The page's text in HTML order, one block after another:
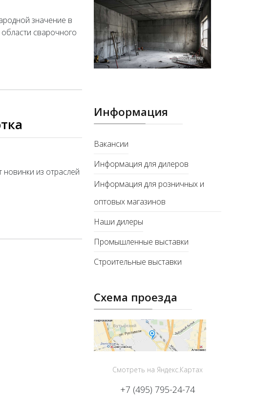
значение в
сварочного
новинки из отраслей
Информация
Вакансии
Информация для дилеров
Информация для розничных и
оптовых магазинов
Наши дилеры
Промышленные выставки
Строительные выставки
Схема проезда
Смотреть на Яндекс.Картах
+7 (495) 795-24-74